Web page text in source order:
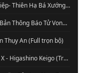
[Free] Truyện audio: Thiên Khanh Ưng Liệp- Thiên Hạ Bá Xướng (Trọn bộ)
[Free] Truyện audio trinh thám, kinh dị: Bản Thông Báo Tử Vong- Chu Hạo Huy (Full)
Thụy An (Full trọn bộ)
[Free] Truyện Audio: Phía Sau Nghi Can X - Higashino Keigo (Trọn bộ)